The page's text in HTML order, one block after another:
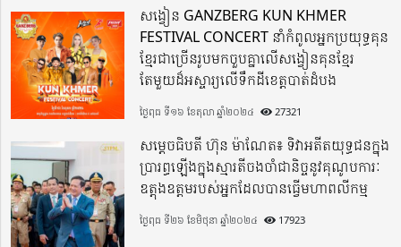
សង្វៀន GANZBERG KUN KHMER
FESTIVAL CONCERT នាំកំពូលអ្នកប្រយុទ្ធគុន
ខ្មែរជាច្រើនរូបមកចួបគ្នាលើសង្វៀនគុនខ្មែរ
តែមួយដ៏អស្ចារ្យលើទឹកដីខេត្តបាត់ដំបង
ថ្ងៃពុធ ទី១៦ ខែតុលា ឆ្នាំ២០២៤ 27321
សម្តេចធិបតី ហ៊ុន ម៉ាណែត៖ ទិវាអតីតយុទ្ធជនក្នុង
ប្រារព្ធឡើងក្នុងស្មារតីចងចាំជានិច្ចនូវគុណូបការៈ
ឧត្តុងឧត្តមរបស់អ្នកដែលបានធ្វើមហាពលីកម្ម
ថ្ងៃពុធ ទី២៦ ខែមិថុនា ឆ្នាំ២០២៤ 17923